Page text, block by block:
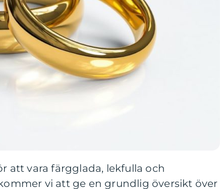
att vara färgglada, lekfulla och
vi att ge en grundlig översikt över